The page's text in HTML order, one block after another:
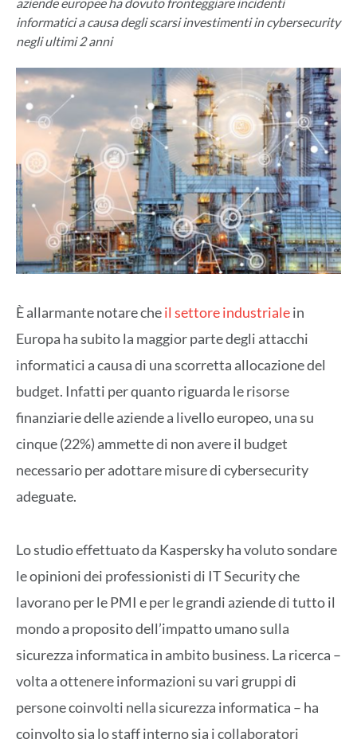
informatici a causa degli scarsi investimenti in cybersecurity
negli ultimi 2 anni
È allarmante notare cheil settore industrialein
Europa ha subito la maggior parte degli attacchi
informatici a causa di una scorretta allocazione del
budget. Infatti per quanto riguarda le risorse
finanziarie delle aziende a livello europeo, una su
cinque (22%) ammette di non avere il budget
necessario per adottare misure di cybersecurity
adeguate.
Lo studio effettuato da Kaspersky ha voluto sondare
le opinioni dei professionisti di IT Security che
lavorano per le PMI e per le grandi aziende di tutto il
mondo a proposito dell’impatto umano sulla
sicurezza informatica in ambito business. La ricerca –
volta a ottenere informazioni su vari gruppi di
persone coinvolti nella sicurezza informatica – ha
coinvolto sia lo staff interno sia i collaboratori